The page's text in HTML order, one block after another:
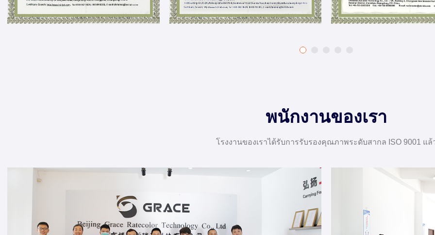
พนักงานของเรา
โรงงานของเราได้รับการรับรองคุณภาพระดับสากล ISO 9001 แล้